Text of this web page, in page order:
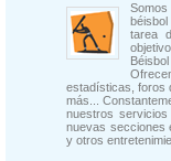
tarea
estadísticas, foros
más...
nuestros
nuevas secciones
y otros